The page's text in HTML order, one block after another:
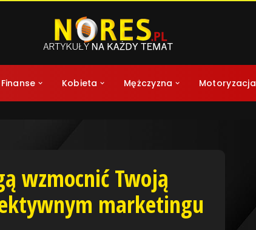
Finanse Kobieta Mężczyzna Motoryzacja
wzmocnić Twoją
marketingu